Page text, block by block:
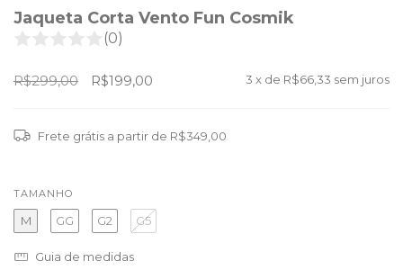
Jaqueta Corta Vento Fun Cosmik
(0)
R$299,00 R$199,00 3 x de R$66,33 sem juros
Frete grátis a partir de R$349,00
TAMANHO
M GG G2 G5
Guia de medidas